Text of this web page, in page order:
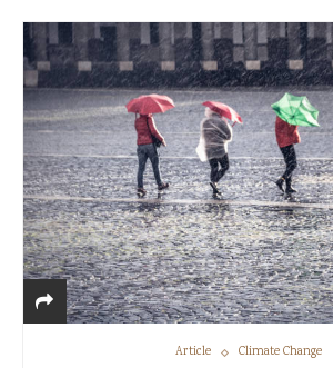
Article Climate Change